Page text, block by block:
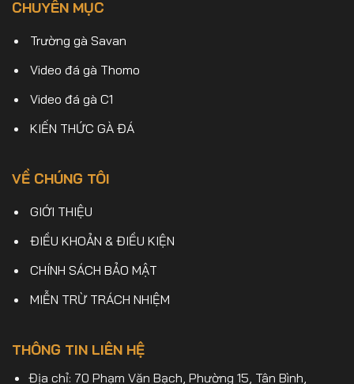
CHUYÊN MỤC
Trường gà Savan
Video đá gà Thomo
Video đá gà C1
KIẾN THỨC GÀ ĐÁ
VỀ CHÚNG TÔI
GIỚI THIỆU
ĐIỀU KHOẢN & ĐIỀU KIỆN
CHÍNH SÁCH BẢO MẬT
MIỄN TRỪ TRÁCH NHIỆM
THÔNG TIN LIÊN HỆ
Địa chỉ: 70 Phạm Văn Bạch, Phường 15, Tân Bình,